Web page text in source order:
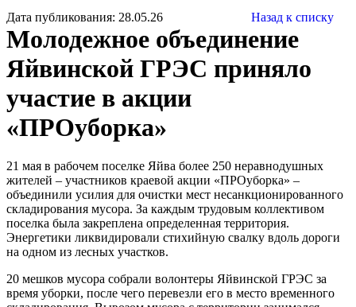
Дата публикования: 28.05.26 Назад к списку
Молодежное объединение
Яйвинской ГРЭС приняло
участие в акции
«ПРОуборка»
21 мая в рабочем поселке Яйва более 250 неравнодушных
жителей – участников краевой акции «ПРОуборка» –
объединили усилия для очистки мест несанкционированного
складирования мусора. За каждым трудовым коллективом
поселка была закреплена определенная территория.
Энергетики ликвидировали стихийную свалку вдоль дороги
на одном из лесных участков.
20 мешков мусора собрали волонтеры Яйвинской ГРЭС за
время уборки, после чего перевезли его в место временного